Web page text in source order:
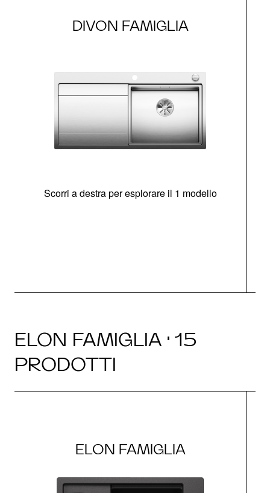
DIVON FAMIGLIA
Scorri a destra per esplorare il 1 modello
ELON FAMIGLIA · 15
PRODOTTI
ELON FAMIGLIA